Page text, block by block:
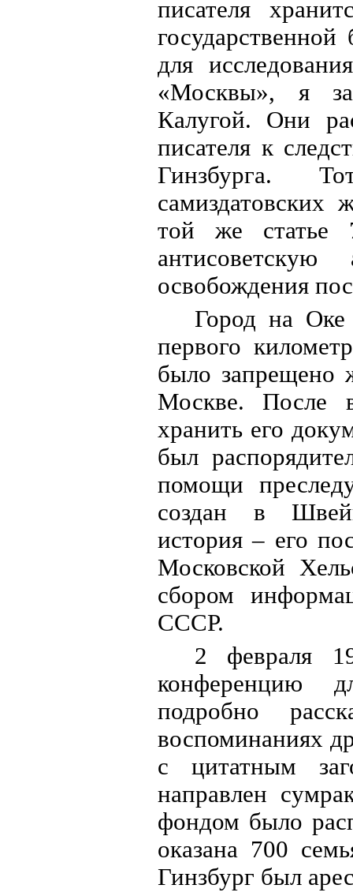
писателя
для
«Москвы», я
Калугой. Они
писателя к
Гинзбурга.
той же статье
освобождения
Город на Оке
первого
было запрещено
Москве. После
хранить его
был
помощи
создан в
история – его
Московской
сбором
СССР.
2 февраля
конференцию
подробно
воспоминаниях
с цитатным
направлен
фондом было
оказана 700
Гинзбург был